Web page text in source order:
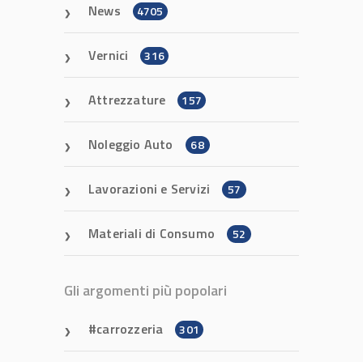
News 4705
Vernici 316
Attrezzature 157
Noleggio Auto 68
Lavorazioni e Servizi 57
Materiali di Consumo 52
Gli argomenti più popolari
carrozzeria 301